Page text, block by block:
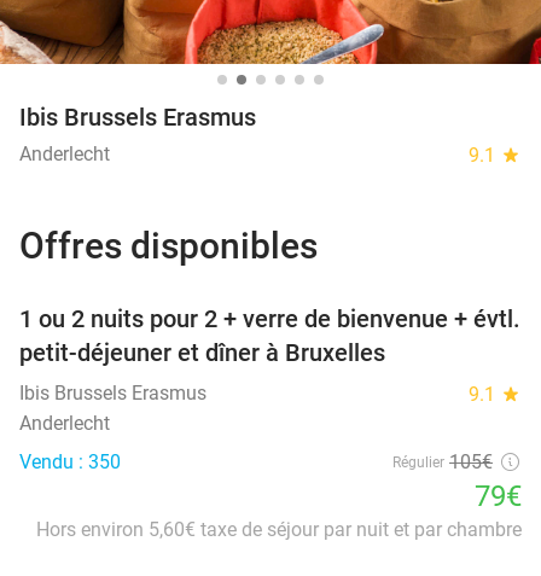
Ibis Brussels Erasmus
Anderlecht 9.1 star
Offres disponibles
1 ou 2 nuits pour 2 + verre de bienvenue + évtl.
petit-déjeuner et dîner à Bruxelles
Ibis Brussels Erasmus 9.1 star
Anderlecht
Vendu : 350
Régulier 105€
79€
Hors environ 5,60€ taxe de séjour par nuit et par chambre